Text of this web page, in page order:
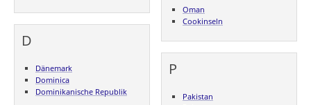
D
Dänemark
Dominica
Dominikanische Republik
Oman
Cookinseln
P
Pakistan